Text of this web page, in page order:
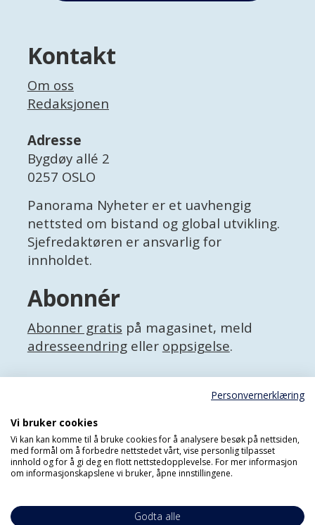
Kontakt
Om oss
Redaksjonen
Adresse
Bygdøy allé 2
0257 OSLO
Panorama Nyheter er et uavhengig
nettsted om bistand og global utvikling.
Sjefredaktøren er ansvarlig for
innholdet.
Abonnér
Abonner gratis på magasinet, meld
adresseendringeller oppsigelse.
Facebook
Personvernerklæring
Personvernerklæring
Vi bruker cookies
Vi kan kan komme til å bruke cookies for å analysere besøk på nettsiden,
med formål om å forbedre nettstedet vårt, vise personlig tilpasset
innhold og for å gi deg en flott nettstedopplevelse. For mer informasjon
om informasjonskapslene vi bruker, åpne innstillingene.
Godta alle